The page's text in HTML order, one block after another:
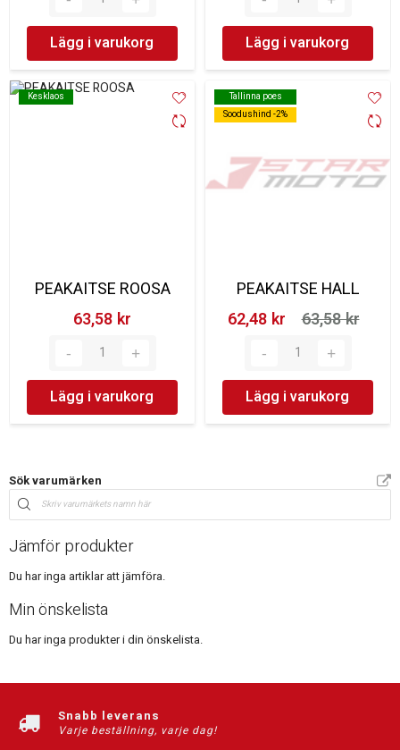
Lägg i varukorg Lägg i varukorg
Kesklaos
Kesklaos
PEAKAITSE ROOSA
63,58 kr‎
Lägg i varukorg
Tallinna poes
Soodushind -2%
Tallinna poes
Soodushind -2%
PEAKAITSE HALL
62,48 kr‎
63,58 kr‎
Lägg i varukorg
Sök varumärken
Jämför produkter
Du har inga artiklar att jämföra.
Min önskelista
Du har inga produkter i din önskelista.
Snabb leverans
Varje beställning, varje dag!